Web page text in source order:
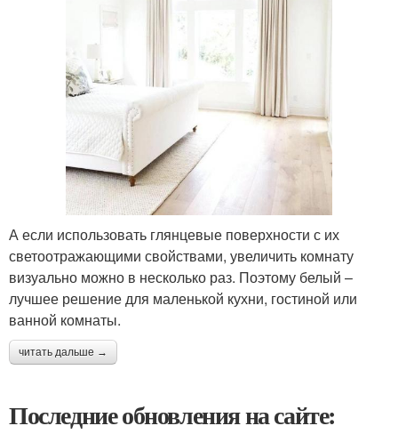
А если использовать глянцевые поверхности с их
светоотражающими свойствами, увеличить комнату
визуально можно в несколько раз. Поэтому белый –
лучшее решение для маленькой кухни, гостиной или
ванной комнаты.
читать дальше →
Последние обновления на сайте: